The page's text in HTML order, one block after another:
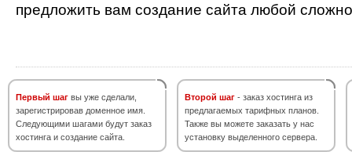
предложить вам создание сайта любой
Первый шаг вы уже сделали,
зарегистрировав доменное имя.
Следующими шагами будут заказ
хостинга и создание сайта.
Второй шаг - заказ хостинга из
предлагаемых тарифных планов.
Также вы можете заказать у нас
установку выделенного сервера.